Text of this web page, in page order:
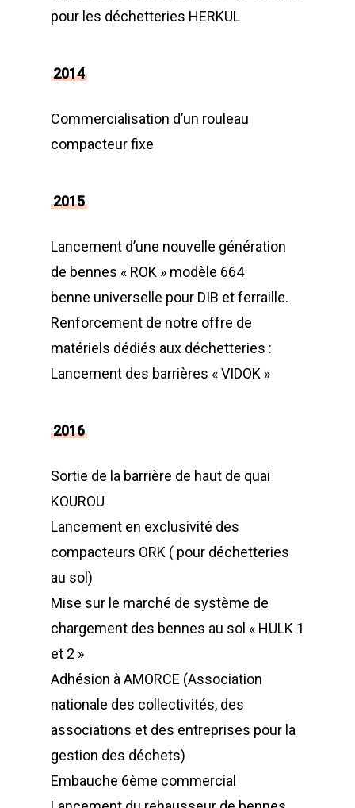
pour les déchetteries HERKUL
2014
Commercialisation d’un rouleau
compacteur fixe
2015
Lancement d’une nouvelle génération
de bennes « ROK » modèle 664
benne universelle pour DIB et ferraille.
Renforcement de notre offre de
matériels dédiés aux déchetteries :
Lancement des barrières « VIDOK »
2016
Sortie de la barrière de haut de quai
KOUROU
Lancement en exclusivité des
compacteurs ORK ( pour déchetteries
au sol)
Mise sur le marché de système de
chargement des bennes au sol « HULK 1
et 2 »
Adhésion à AMORCE (Association
nationale des collectivités, des
associations et des entreprises pour la
gestion des déchets)
Embauche 6ème commercial